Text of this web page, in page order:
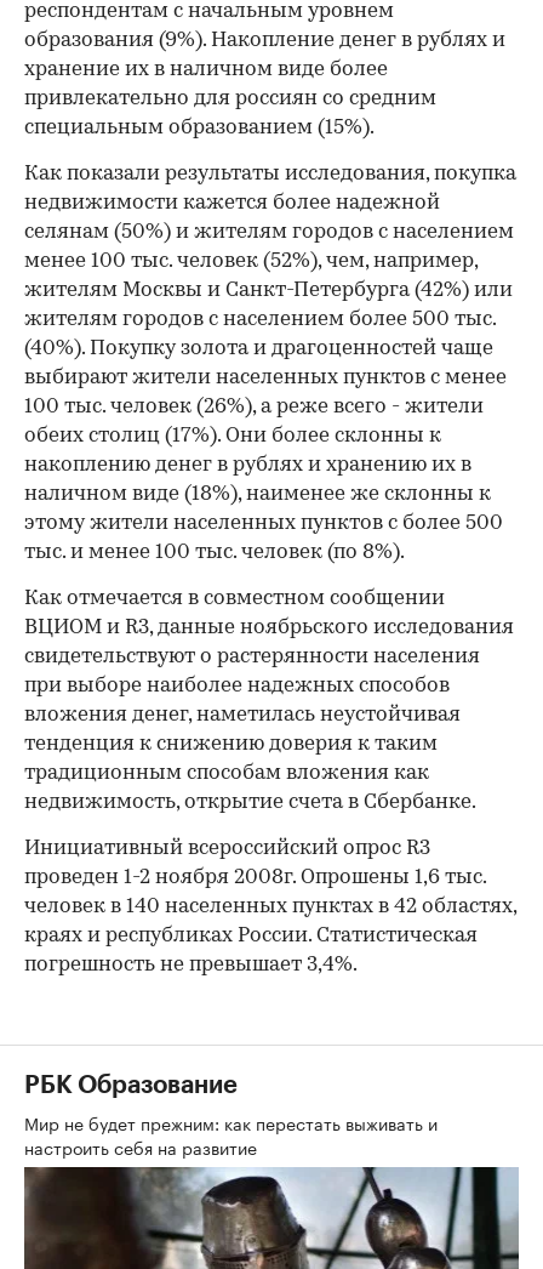
респондентам с начальным уровнем
образования (9%). Накопление денег в рублях и
хранение их в наличном виде более
привлекательно для россиян со средним
специальным образованием (15%).
Как показали результаты исследования, покупка
недвижимости кажется более надежной
селянам (50%) и жителям городов с населением
менее 100 тыс. человек (52%), чем, например,
жителям Москвы и Санкт-Петербурга (42%) или
жителям городов с населением более 500 тыс.
(40%). Покупку золота и драгоценностей чаще
выбирают жители населенных пунктов с менее
100 тыс. человек (26%), а реже всего - жители
обеих столиц (17%). Они более склонны к
накоплению денег в рублях и хранению их в
наличном виде (18%), наименее же склонны к
этому жители населенных пунктов с более 500
тыс. и менее 100 тыс. человек (по 8%).
Как отмечается в совместном сообщении
ВЦИОМ и R3, данные ноябрьского исследования
свидетельствуют о растерянности населения
при выборе наиболее надежных способов
вложения денег, наметилась неустойчивая
тенденция к снижению доверия к таким
традиционным способам вложения как
недвижимость, открытие счета в Сбербанке.
Инициативный всероссийский опрос R3
проведен 1-2 ноября 2008г. Опрошены 1,6 тыс.
человек в 140 населенных пунктах в 42 областях,
краях и республиках России. Статистическая
погрешность не превышает 3,4%.
РБК Образование
Мир не будет прежним: как перестать выживать и
настроить себя на развитие